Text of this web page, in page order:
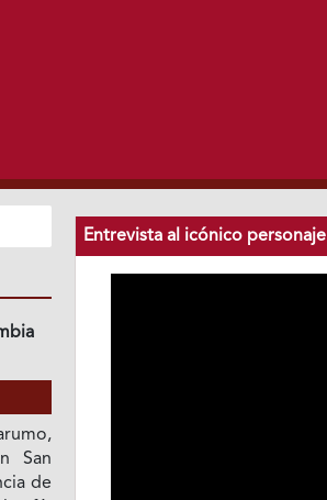
San
de
Entrevista al icónico personaje